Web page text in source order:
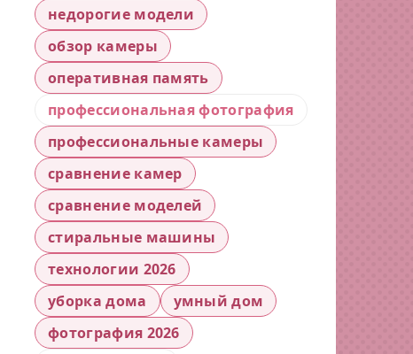
недорогие модели
обзор камеры
оперативная память
профессиональная фотография
профессиональные камеры
сравнение камер
сравнение моделей
стиральные машины
технологии 2026
уборка дома
умный дом
фотография 2026